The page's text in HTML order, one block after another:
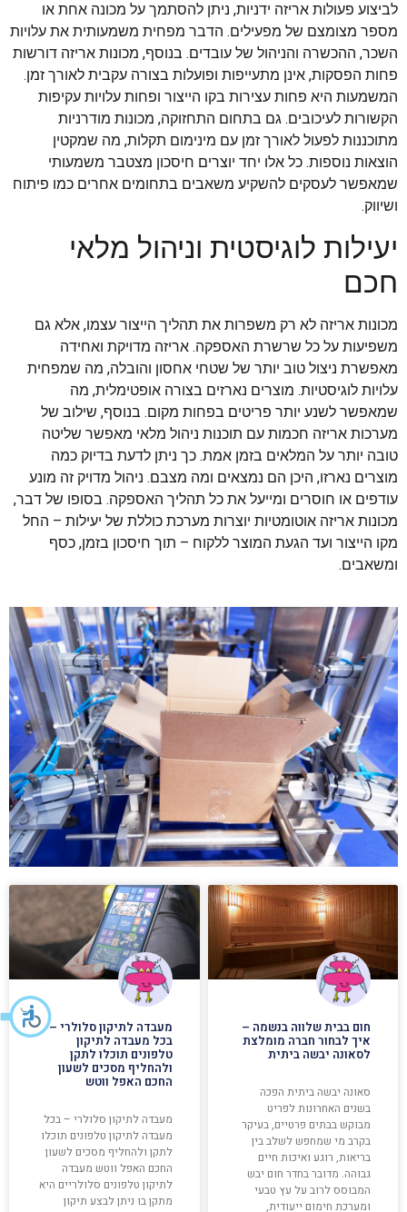
לביצוע פעולות אריזה ידניות, ניתן להסתמך על מכונה אחת או
מספר מצומצם של מפעילים. הדבר מפחית משמעותית את עלויות
השכר, ההכשרה והניהול של עובדים. בנוסף, מכונות אריזה דורשות
פחות הפסקות, אינן מתעייפות ופועלות בצורה עקבית לאורך זמן.
המשמעות היא פחות עצירות בקו הייצור ופחות עלויות עקיפות
הקשורות לעיכובים. גם בתחום התחזוקה, מכונות מודרניות
מתוכננות לפעול לאורך זמן עם מינימום תקלות, מה שמקטין
הוצאות נוספות. כל אלו יחד יוצרים חיסכון מצטבר משמעותי
שמאפשר לעסקים להשקיע משאבים בתחומים אחרים כמו פיתוח
ושיווק.
יעילות לוגיסטית וניהול מלאי
חכם
מכונות אריזה לא רק משפרות את תהליך הייצור עצמו, אלא גם
משפיעות על כל שרשרת האספקה. אריזה מדויקת ואחידה
מאפשרת ניצול טוב יותר של שטחי אחסון והובלה, מה שמפחית
עלויות לוגיסטיות. מוצרים נארזים בצורה אופטימלית, מה
שמאפשר לשנע יותר פריטים בפחות מקום. בנוסף, שילוב של
מערכות אריזה חכמות עם תוכנות ניהול מלאי מאפשר שליטה
טובה יותר על המלאים בזמן אמת. כך ניתן לדעת בדיוק כמה
מוצרים נארזו, היכן הם נמצאים ומה מצבם. ניהול מדויק זה מונע
עודפים או חוסרים ומייעל את כל תהליך האספקה. בסופו של דבר,
מכונות אריזה אוטומטיות יוצרות מערכת כוללת של יעילות – החל
מקו הייצור ועד הגעת המוצר ללקוח – תוך חיסכון בזמן, כסף
ומשאבים.
חום בבית שלווה בנשמה –
איך לבחור חברה מומלצת
לסאונה יבשה ביתית
סאונה יבשה ביתית הפכה
בשנים האחרונות לפריט
מבוקש בבתים פרטיים, בעיקר
בקרב מי שמחפש לשלב בין
בריאות, רוגע ואיכות חיים
גבוהה. מדובר בחדר חום יבש
המבוסס לרוב על עץ טבעי
ומערכת חימום ייעודית,
מעבדה לתיקון סלולרי –
בכל מעבדה לתיקון
טלפונים תוכלו לתקן
ולהחליף מסכים לשעון
החכם האפל ווטש
מעבדה לתיקון סלולרי – בכל
מעבדה לתיקון טלפונים תוכלו
לתקן ולהחליף מסכים לשעון
החכם האפל ווטש מעבדה
לתיקון טלפונים סלולריים היא
מתקן בו ניתן לבצע תיקון